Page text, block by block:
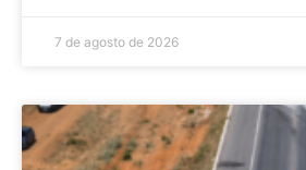
7 de agosto de 2026